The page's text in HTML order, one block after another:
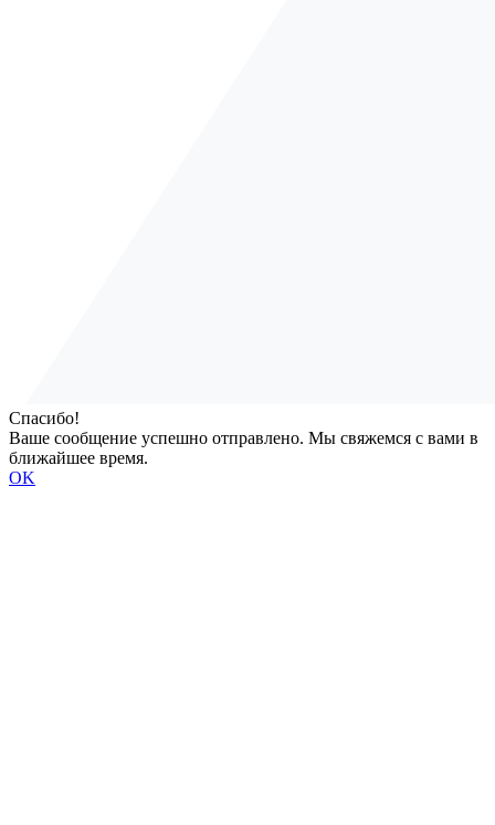
Спасибо!
Ваше сообщение успешно отправлено. Мы свяжемся с вами в
ближайшее время.
OK